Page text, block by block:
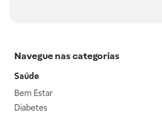
Navegue nas categorias
Saúde
Bem Estar
Diabetes